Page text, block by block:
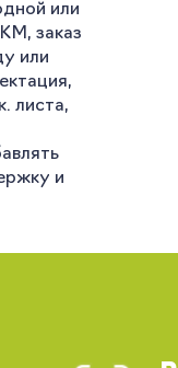
или
заказ
или
листа,
и